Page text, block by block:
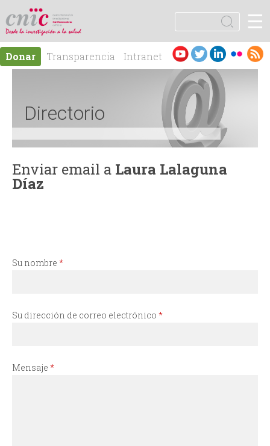
logotipo
En
gli
Es
pa
F
o
r
m
u
s
c
a
r
Donar Transparencia
Intranet
Contacto
☰
Directorio
Enviar email a Laura Lalaguna
Díaz
Su nombre *
Su dirección de correo electrónico *
Mensaje *